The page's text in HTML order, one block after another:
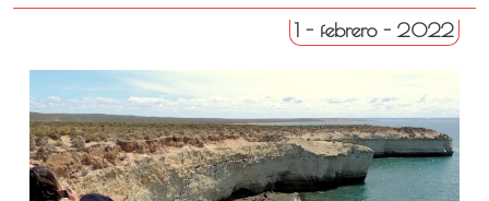
1 - febrero - 2022